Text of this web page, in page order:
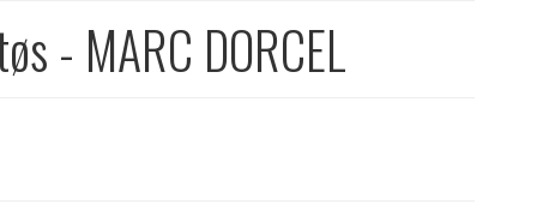
- MARC DORCEL